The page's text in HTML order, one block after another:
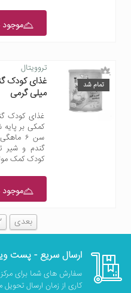
موجود
تمام شد
تروویتال
میلی گرمی
غذای کودک
کمکی بر پایه
سن ۶
گندم و شیر
کودک کمک
موجود
بعدی
ارسال سریع - پست
کاری از زمان ارسال تحویل